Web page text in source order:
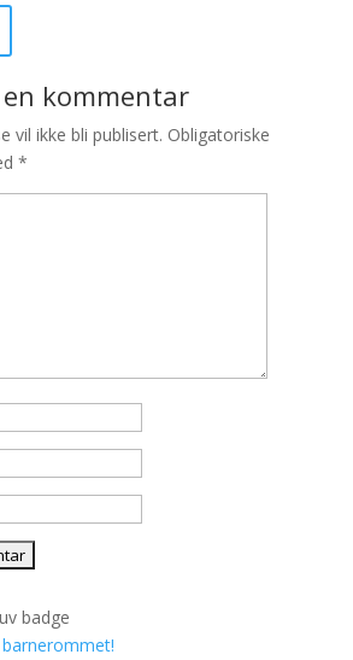
kommentar
vil ikke bli publisert. Obligatoriske
*